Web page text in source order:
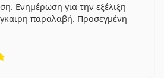
Ενημέρωση για την εξέλιξη
παραλαβή. Προσεγμένη